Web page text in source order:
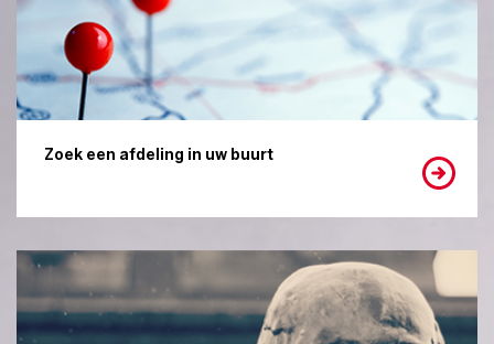
Zoek een afdeling in uw buurt